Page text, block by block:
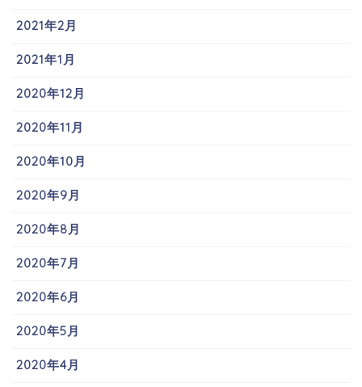
2021年2月
2021年1月
2020年12月
2020年11月
2020年10月
2020年9月
2020年8月
2020年7月
2020年6月
2020年5月
2020年4月